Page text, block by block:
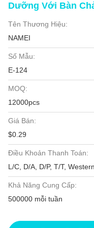
Dưỡng Với Bàn
Tên Thương Hiệu:
NAMEI
Số Mẫu:
E-124
MOQ:
12000pcs
Giá Bán:
$0.29
Điều Khoản Thanh Toán:
L/C, D/A, D/P, T/T,
Khả Năng Cung Cấp:
500000 mỗi tuần